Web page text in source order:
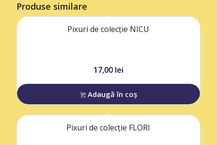
Produse similare
Pixuri de colecție NICU
17,00 lei
Adaugă în coș
Pixuri de colecție FLORI